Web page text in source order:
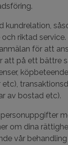
riktad
för att
att på ett bättre
av bostad etc).
om dina
vår